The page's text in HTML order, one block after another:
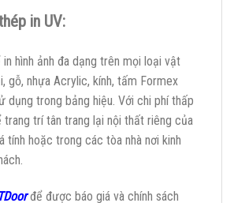
in UV:
hình ảnh đa dạng trên mọi loại vật
gỗ, nhựa Acrylic, kính, tấm Formex
dụng trong bảng hiệu. Với chi phí thấp
trang trí tân trang lại nội thất riêng của
tính hoặc trong các tòa nhà nơi kinh
để được báo giá và chính sách